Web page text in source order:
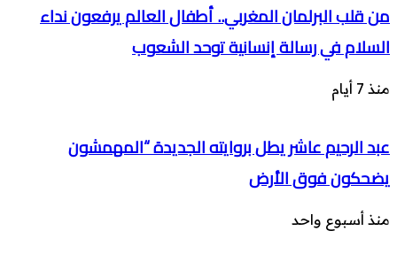
من قلب البرلمان المغربي.. أطفال العالم يرفعون نداء
السلام في رسالة إنسانية توحد الشعوب
منذ 7 أيام
عبد الرحيم عاشر يطل بروايته الجديدة “المهمشون
يضحكون فوق الأرض
منذ أسبوع واحد